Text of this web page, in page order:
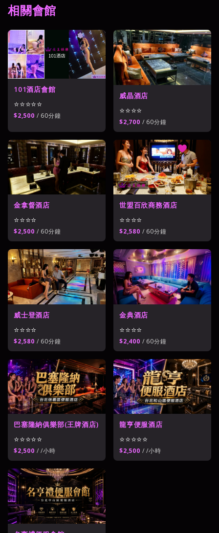
相關會館
101酒店會館
⭐⭐⭐⭐⭐
$2,500 / 60分鐘
威晶酒店
⭐⭐⭐⭐
$2,700 / 60分鐘
金拿督酒店
⭐⭐⭐⭐
$2,500 / 60分鐘
世盟百欣商務酒店
⭐⭐⭐⭐
$2,580 / 60分鐘
威士登酒店
⭐⭐⭐⭐
$2,580 / 60分鐘
金典酒店
⭐⭐⭐⭐
$2,400 / 60分鐘
巴塞隆納俱樂部(王牌酒店)
⭐⭐⭐⭐⭐
$2,500 / /小時
龍亨便服酒店
⭐⭐⭐⭐⭐
$2,500 / /小時